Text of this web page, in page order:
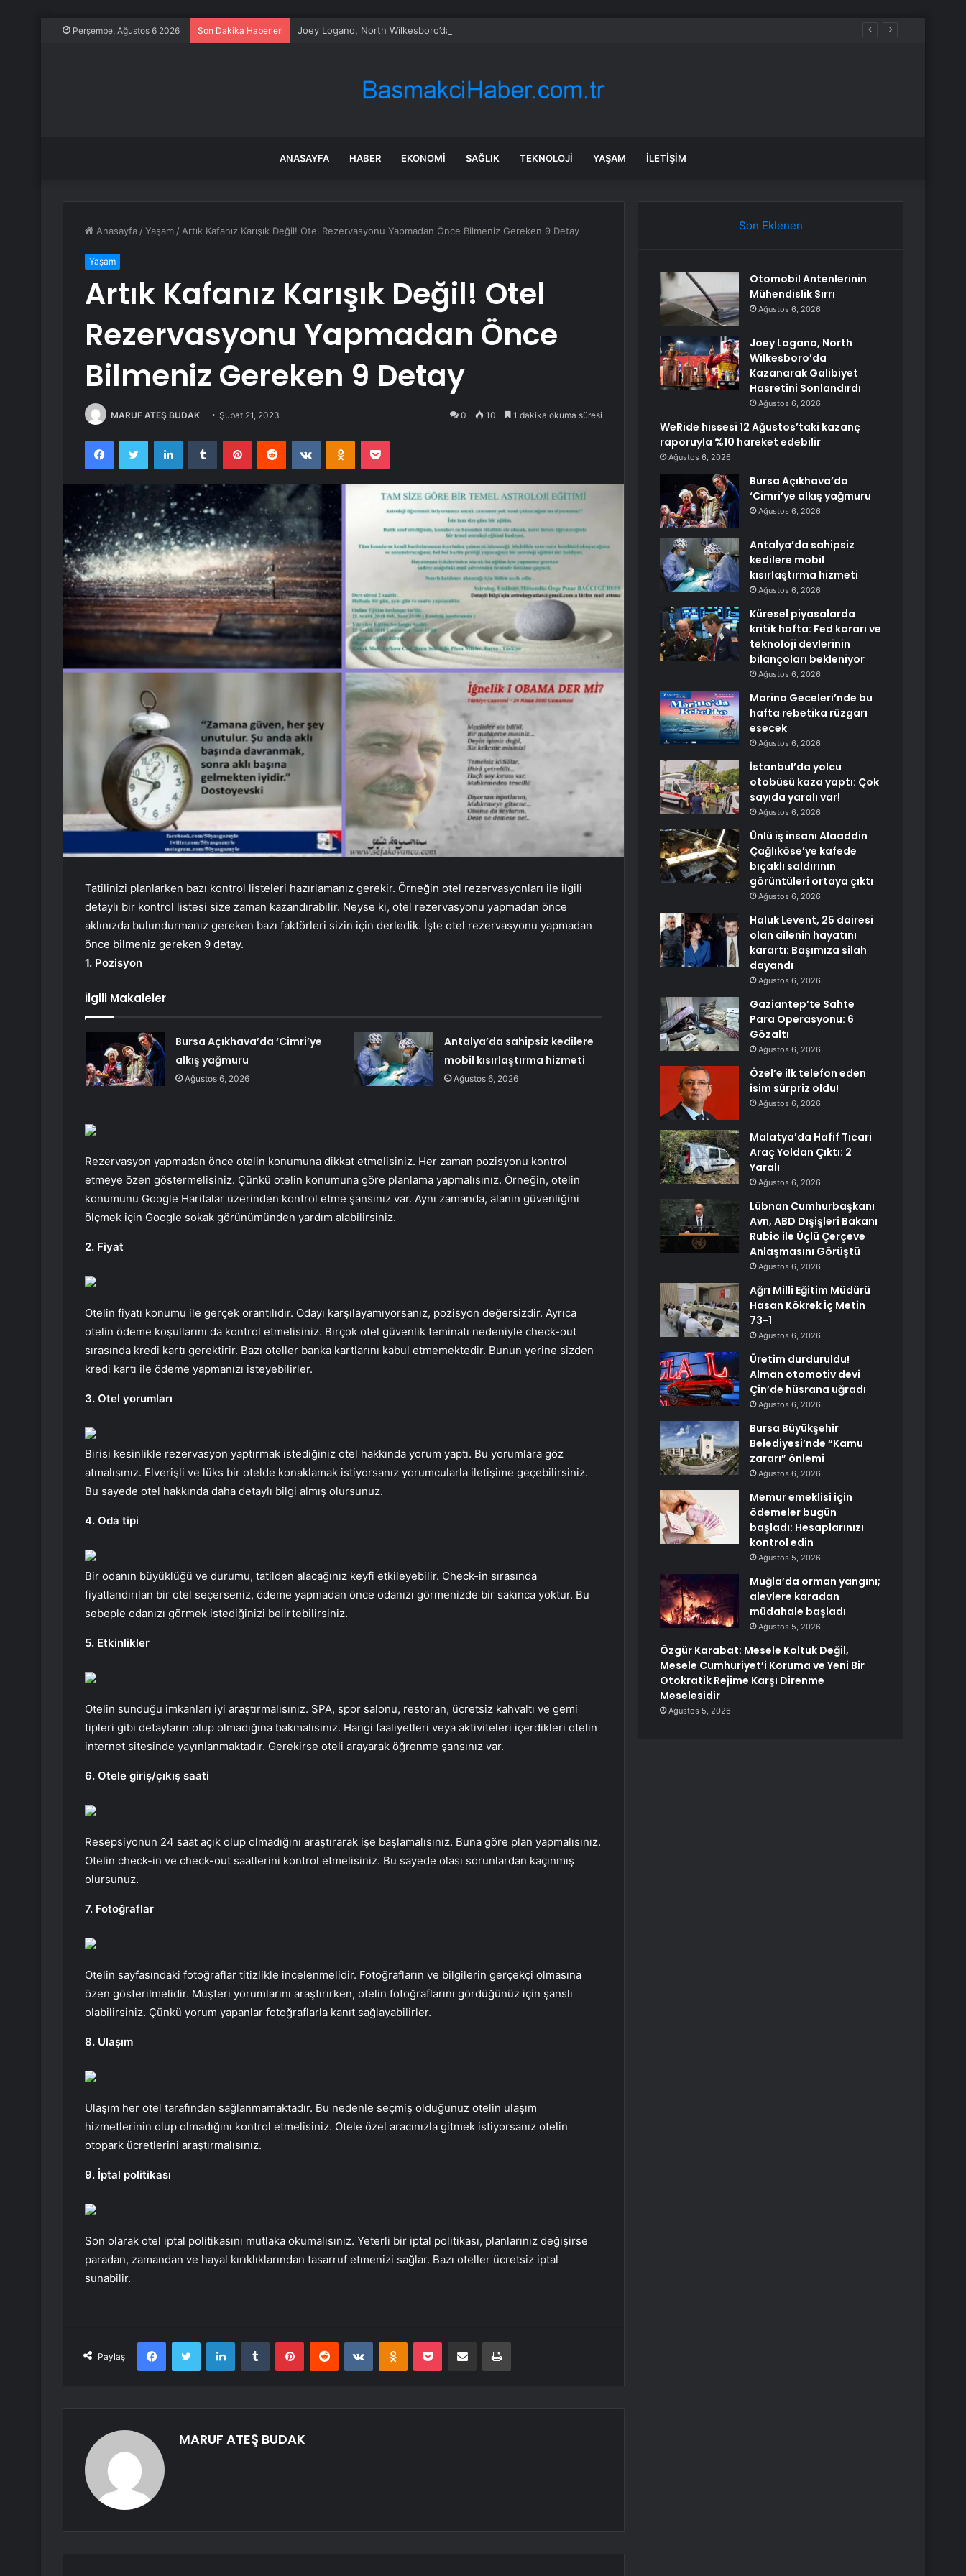
Perşembe, Ağustos 6 2026 Son Dakika Haberleri Joey Logano, North Wilkesboro’da Kazanarak Galibiyet Hasretini Sonlandırdı
ANASAYFA HABER EKONOMI SAĞLIK TEKNOLOJI YAŞAM İLETIŞIM
Anasayfa /Yaşam / Artık Kafanız Karışık Değil! Otel Rezervasyonu Yapmadan Önce Bilmeniz Gereken 9 Detay
Yaşam
Artık Kafanız Karışık Değil! Otel
Rezervasyonu Yapmadan Önce
Bilmeniz Gereken 9 Detay
MARUF ATEŞ BUDAK Şubat 21, 2023 0 10 1 dakika okuma süresi
FacebookTwitter LinkedInTumblr PinterestReddit VKontakteOdnoklassniki
Pocket
Tatilinizi planlarken bazı kontrol listeleri hazırlamanız gerekir. Örneğin otel rezervasyonları ile ilgili
detaylı bir kontrol listesi size zaman kazandırabilir. Neyse ki, otel rezervasyonu yapmadan önce
aklınızda bulundurmanız gereken bazı faktörleri sizin için derledik. İşte otel rezervasyonu yapmadan
önce bilmeniz gereken 9 detay.
1. Pozisyon
İlgili Makaleler
Bursa Açıkhava’da ‘Cimri’ye
alkış yağmuru
Ağustos 6, 2026
Antalya’da sahipsiz kedilere
mobil kısırlaştırma hizmeti
Ağustos 6, 2026
Rezervasyon yapmadan önce otelin konumuna dikkat etmelisiniz. Her zaman pozisyonu kontrol
etmeye özen göstermelisiniz. Çünkü otelin konumuna göre planlama yapmalısınız. Örneğin, otelin
konumunu Google Haritalar üzerinden kontrol etme şansınız var. Aynı zamanda, alanın güvenliğini
ölçmek için Google sokak görünümünden yardım alabilirsiniz.
2. Fiyat
Otelin fiyatı konumu ile gerçek orantılıdır. Odayı karşılayamıyorsanız, pozisyon değersizdir. Ayrıca
otelin ödeme koşullarını da kontrol etmelisiniz. Birçok otel güvenlik teminatı nedeniyle check-out
sırasında kredi kartı gerektirir. Bazı oteller banka kartlarını kabul etmemektedir. Bunun yerine sizden
kredi kartı ile ödeme yapmanızı isteyebilirler.
3. Otel yorumları
Birisi kesinlikle rezervasyon yaptırmak istediğiniz otel hakkında yorum yaptı. Bu yorumlara göz
atmalısınız. Elverişli ve lüks bir otelde konaklamak istiyorsanız yorumcularla iletişime geçebilirsiniz.
Bu sayede otel hakkında daha detaylı bilgi almış olursunuz.
4. Oda tipi
Bir odanın büyüklüğü ve durumu, tatilden alacağınız keyfi etkileyebilir. Check-in sırasında
fiyatlandırılan bir otel seçerseniz, ödeme yapmadan önce odanızı görmenizde bir sakınca yoktur. Bu
sebeple odanızı görmek istediğinizi belirtebilirsiniz.
5. Etkinlikler
Otelin sunduğu imkanları iyi araştırmalısınız. SPA, spor salonu, restoran, ücretsiz kahvaltı ve gemi
tipleri gibi detayların olup olmadığına bakmalısınız. Hangi faaliyetleri veya aktiviteleri içerdikleri otelin
internet sitesinde yayınlanmaktadır. Gerekirse oteli arayarak öğrenme şansınız var.
6. Otele giriş/çıkış saati
Resepsiyonun 24 saat açık olup olmadığını araştırarak işe başlamalısınız. Buna göre plan yapmalısınız.
Otelin check-in ve check-out saatlerini kontrol etmelisiniz. Bu sayede olası sorunlardan kaçınmış
olursunuz.
7. Fotoğraflar
Otelin sayfasındaki fotoğraflar titizlikle incelenmelidir. Fotoğrafların ve bilgilerin gerçekçi olmasına
özen gösterilmelidir. Müşteri yorumlarını araştırırken, otelin fotoğraflarını gördüğünüz için şanslı
olabilirsiniz. Çünkü yorum yapanlar fotoğraflarla kanıt sağlayabilirler.
8. Ulaşım
Ulaşım her otel tarafından sağlanmamaktadır. Bu nedenle seçmiş olduğunuz otelin ulaşım
hizmetlerinin olup olmadığını kontrol etmelisiniz. Otele özel aracınızla gitmek istiyorsanız otelin
otopark ücretlerini araştırmalısınız.
9. İptal politikası
Son olarak otel iptal politikasını mutlaka okumalısınız. Yeterli bir iptal politikası, planlarınız değişirse
paradan, zamandan ve hayal kırıklıklarından tasarruf etmenizi sağlar. Bazı oteller ücretsiz iptal
sunabilir.
Paylaş
FacebookTwitter LinkedInTumblr PinterestReddit VKontakteOdnoklassniki
Pocket E-Posta ile paylaş Yazdır
MARUF ATEŞ BUDAK
Son Eklenen
Otomobil Antenlerinin
Mühendislik Sırrı
Ağustos 6, 2026
Joey Logano, North
Wilkesboro’da
Kazanarak Galibiyet
Hasretini Sonlandırdı
Ağustos 6, 2026
WeRide hissesi 12 Ağustos’taki kazanç
raporuyla %10 hareket edebilir
Ağustos 6, 2026
Bursa Açıkhava’da
‘Cimri’ye alkış yağmuru
Ağustos 6, 2026
Antalya’da sahipsiz
kedilere mobil
kısırlaştırma hizmeti
Ağustos 6, 2026
Küresel piyasalarda
kritik hafta: Fed kararı ve
teknoloji devlerinin
bilançoları bekleniyor
Ağustos 6, 2026
Marina Geceleri’nde bu
hafta rebetika rüzgarı
esecek
Ağustos 6, 2026
İstanbul’da yolcu
otobüsü kaza yaptı: Çok
sayıda yaralı var!
Ağustos 6, 2026
Ünlü iş insanı Alaaddin
Çağlıköse’ye kafede
bıçaklı saldırının
görüntüleri ortaya çıktı
Ağustos 6, 2026
Haluk Levent, 25 dairesi
olan ailenin hayatını
karartı: Başımıza silah
dayandı
Ağustos 6, 2026
Gaziantep’te Sahte
Para Operasyonu: 6
Gözaltı
Ağustos 6, 2026
Özel’e ilk telefon eden
isim sürpriz oldu!
Ağustos 6, 2026
Malatya’da Hafif Ticari
Araç Yoldan Çıktı: 2
Yaralı
Ağustos 6, 2026
Lübnan Cumhurbaşkanı
Avn, ABD Dışişleri Bakanı
Rubio ile Üçlü Çerçeve
Anlaşmasını Görüştü
Ağustos 6, 2026
Ağrı Milli Eğitim Müdürü
Hasan Kökrek İç Metin
73-1
Ağustos 6, 2026
Üretim durduruldu!
Alman otomotiv devi
Çin’de hüsrana uğradı
Ağustos 6, 2026
Bursa Büyükşehir
Belediyesi’nde “Kamu
zararı” önlemi
Ağustos 6, 2026
Memur emeklisi için
ödemeler bugün
başladı: Hesaplarınızı
kontrol edin
Ağustos 5, 2026
Muğla’da orman yangını;
alevlere karadan
müdahale başladı
Ağustos 5, 2026
Özgür Karabat: Mesele Koltuk Değil,
Mesele Cumhuriyet’i Koruma ve Yeni Bir
Otokratik Rejime Karşı Direnme
Meselesidir
Ağustos 5, 2026